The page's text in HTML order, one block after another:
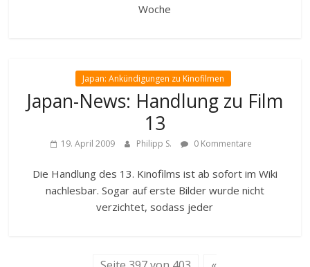
Woche
Japan: Ankündigungen zu Kinofilmen
Japan-News: Handlung zu Film
13
19. April 2009 Philipp S. 0 Kommentare
Die Handlung des 13. Kinofilms ist ab sofort im Wiki
nachlesbar. Sogar auf erste Bilder wurde nicht
verzichtet, sodass jeder